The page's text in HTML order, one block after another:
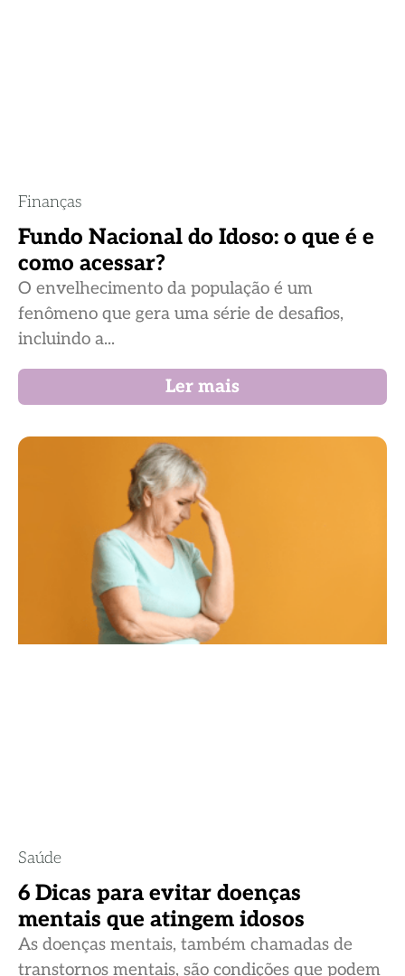
Finanças
Fundo Nacional do Idoso: o que é e
como acessar?
O envelhecimento da população é um
fenômeno que gera uma série de desafios,
incluindo a...
Ler mais
Saúde
6 Dicas para evitar doenças
mentais que atingem idosos
As doenças mentais, também chamadas de
transtornos mentais, são condições que podem